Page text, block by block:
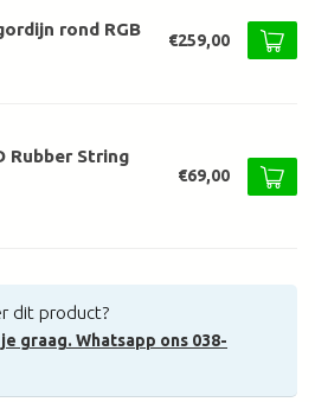
rond RGB
€259,00
Rubber String
€69,00
dit product?
graag. Whatsapp ons 038-